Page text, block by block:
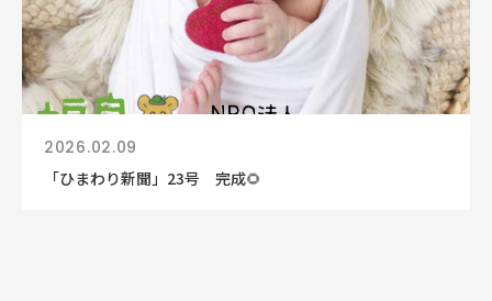
2026.02.09
「ひまわり新聞」23号 完成🌻